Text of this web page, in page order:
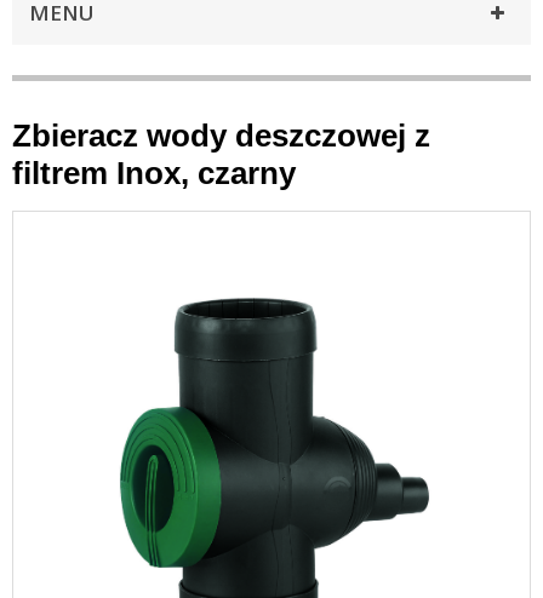
MENU
Zbieracz wody deszczowej z
filtrem Inox, czarny